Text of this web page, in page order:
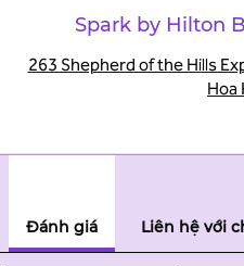
Spark by Hilton
263 Shepherd of the Hills
Hoa
Đánh giá Liên hệ với